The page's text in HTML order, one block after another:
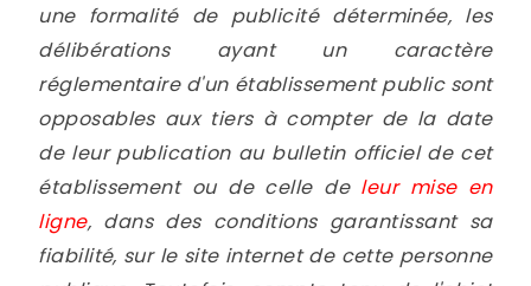
une formalité de publicité déterminée, les
délibérations ayant un caractère
réglementaire d'un établissement public sont
opposables aux tiers à compter de la date
de leur publication au bulletin officiel de cet
établissement ou de celle de leur mise en
ligne, dans des conditions garantissant sa
fiabilité, sur le site internet de cette personne